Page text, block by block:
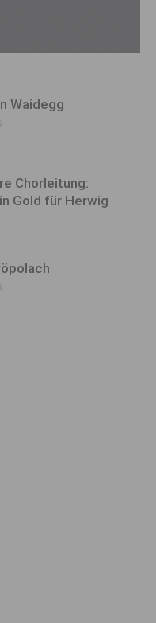
Waidegg
Chorleitung:
Gold für Herwig